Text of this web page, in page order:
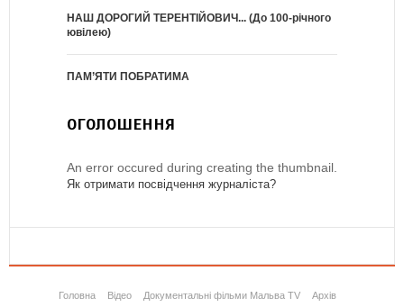
НАШ ДОРОГИЙ ТЕРЕНТІЙОВИЧ... (До 100-річного
ювілею)
ПАМ’ЯТИ ПОБРАТИМА
ОГОЛОШЕННЯ
An error occured during creating the thumbnail.
Як отримати посвідчення журналіста?
Головна Відео Документальні фільми Мальва TV Архів